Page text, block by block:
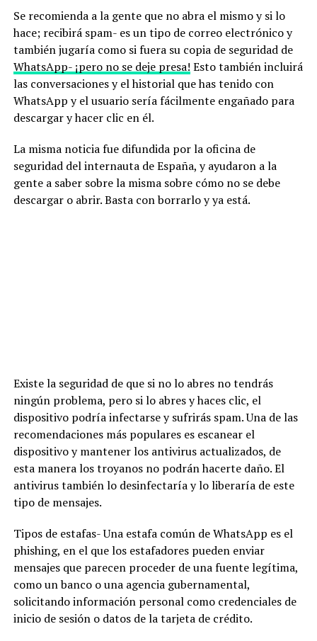
Se recomienda a la gente que no abra el mismo y si lo
hace; recibirá spam- es un tipo de correo electrónico y
también jugaría como si fuera su copia de seguridad de
WhatsApp- ¡pero no se deje presa! Esto también incluirá
las conversaciones y el historial que has tenido con
WhatsApp y el usuario sería fácilmente engañado para
descargar y hacer clic en él.
La misma noticia fue difundida por la oficina de
seguridad del internauta de España, y ayudaron a la
gente a saber sobre la misma sobre cómo no se debe
descargar o abrir. Basta con borrarlo y ya está.
Existe la seguridad de que si no lo abres no tendrás
ningún problema, pero si lo abres y haces clic, el
dispositivo podría infectarse y sufrirás spam. Una de las
recomendaciones más populares es escanear el
dispositivo y mantener los antivirus actualizados, de
esta manera los troyanos no podrán hacerte daño. El
antivirus también lo desinfectaría y lo liberaría de este
tipo de mensajes.
Tipos de estafas- Una estafa común de WhatsApp es el
phishing, en el que los estafadores pueden enviar
mensajes que parecen proceder de una fuente legítima,
como un banco o una agencia gubernamental,
solicitando información personal como credenciales de
inicio de sesión o datos de la tarjeta de crédito.